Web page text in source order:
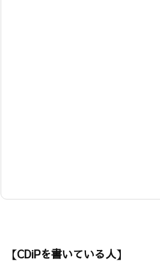
【CDiPを書いている人】